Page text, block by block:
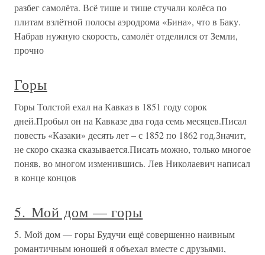
ЗЕЛЕНЫЕ ГОРЫ
ЗЕЛЕНЫЕ ГОРЫ IМилые зеленые горы!.. Когда мне
делается грустно, я уношусь мыслью в родные зеленые
горы, мне начинает казаться, что и небо там выше и
опять хожу по этим горам, поднимаюсь на каменистые
кручи, спускаюсь в
С горы Ала-Тау
С горы Ала-Тау В пятидесятые годы мы жили вдвоем с
Илюшенькой. Дочка отлично закончила десять классов и
драматическую студию при театре. Она была способной к
не ощущала, хотела, чтобы она получила ясную, легко
Горы, байдарка, горы